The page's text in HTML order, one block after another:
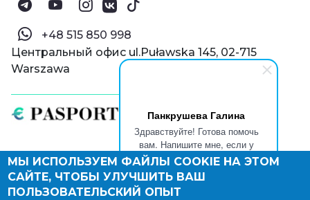
Панкрушева Галина
Здравствуйте! Готова помочь
вам. Напишите мне, если у
вас появятся вопросы.
© Паспорт Онлайн 2019—2026
Политика конфиденциальности
Оферта и конфиденциальность:РФ
‪+48 515 850 998‬
Центральный офис ul.Puławska 145, 02-715
Warszawa
МЫ ИСПОЛЬЗУЕМ ФАЙЛЫ COOKIE НА ЭТОМ
САЙТЕ, ЧТОБЫ УЛУЧШИТЬ ВАШ
ПОЛЬЗОВАТЕЛЬСКИЙ ОПЫТ